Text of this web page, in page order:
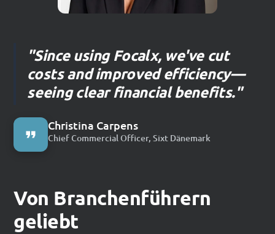
"Since using Focalx, we've cut
costs and improved efficiency—
seeing clear financial benefits."
Christina Carpens
Chief Commercial Officer, Sixt Dänemark
Von Branchenführern
geliebt